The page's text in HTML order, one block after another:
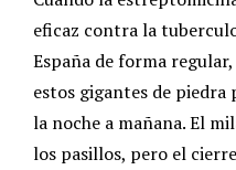
eficaz contra la
España de forma
estos gigantes de piedra
la noche a mañana. El
los pasillos, pero el